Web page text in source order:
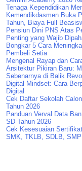
Tenaga Kependidikan
Kemendikdasmen Buka
Tahun, Biaya Full
Pensiun Dini PNS Atas
Penting yang Wajib
Bongkar 5 Cara
Pembeli Setia
Mengenal Rayap dan
Arsitektur Pikiran Baru:
Sebenarnya di Balik
Digital Mindset: Cara
Digital
Cek Daftar Sekolah
Tahun 2026
Panduan Verval Data
SD Tahun 2026
Cek Kesesuaian
SMK, TKLB, SDLB,